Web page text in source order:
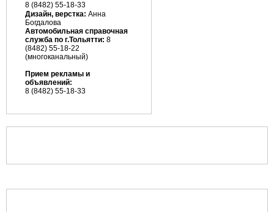
8 (8482) 55-18-33
Дизайн, верстка: Анна
Богдалова
Автомобильная справочная
служба по г.Тольятти: 8
(8482) 55-18-22
(многоканальный)
Прием рекламы и
объявлений:
8 (8482) 55-18-33